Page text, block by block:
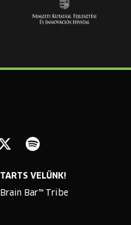
TARTS VELÜNK!
Brain Bar™ Tribe